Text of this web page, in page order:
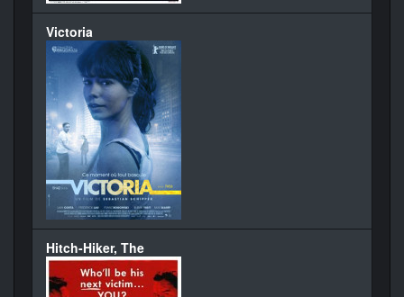
Victoria
Hitch-Hiker, The